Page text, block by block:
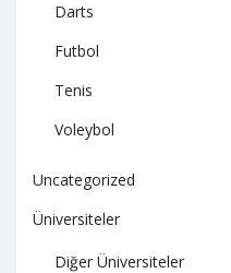
Darts
Futbol
Tenis
Voleybol
Uncategorized
Üniversiteler
Diğer Üniversiteler